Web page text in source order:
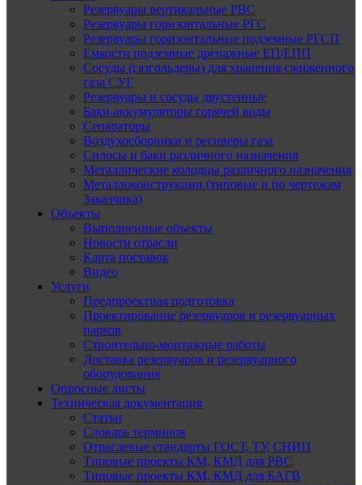
Резервуары вертикальные РВС
Резервуары горизонтальные РГС
Резервуары горизонтальные подземные РГСП
Емкости подземные дренажные ЕП/ЕПП
Сосуды (газгольдеры) для хранения сжиженного
газа СУГ
Резервуары и сосуды двустенные
Баки-аккумуляторы горячей воды
Сепараторы
Воздухосборники и ресиверы газа
Силосы и баки различного назначения
Металлические колодцы различного назначения
Металлоконструкции (типовые и по чертежам
Заказчика)
Объекты
Выполненные объекты
Новости отрасли
Карта поставок
Видео
Услуги
Предпроектная подготовка
Проектирование резервуаров и резервуарных
парков
Строительно-монтажные работы
Доставка резервуаров и резервуарного
оборудования
Опросные листы
Техническая документация
Статьи
Словарь терминов
Отраслевые стандарты ГОСТ, ТУ, СНИП
Типовые проекты КМ, КМД для РВС
Типовые проекты КМ, КМД для БАГВ